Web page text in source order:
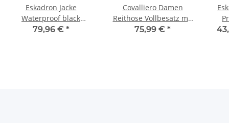
Eskadron Jacke
Waterproof black
Funktions-Jacke Dynamic
79,96 € *
Covalliero Damen
Reithose Vollbesatz mit
Lederimitat black H/W
75,99 € *